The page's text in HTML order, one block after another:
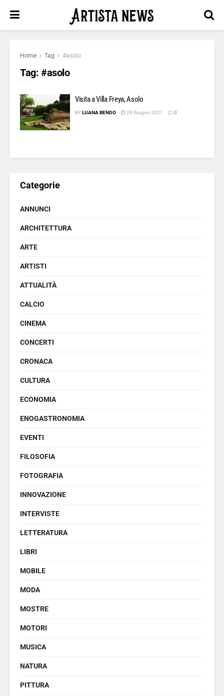
Home Tag #asolo
Tag: #asolo
Visita a Villa Freya, Asolo
BYLUANA BENDO 29 Giugno 2021 0
Categorie
ANNUNCI
ARCHITETTURA
ARTE
ARTISTI
ATTUALITÀ
CALCIO
CINEMA
CONCERTI
CRONACA
CULTURA
ECONOMIA
ENOGASTRONOMIA
EVENTI
FILOSOFIA
FOTOGRAFIA
INNOVAZIONE
INTERVISTE
LETTERATURA
LIBRI
MOBILE
MODA
MOSTRE
MOTORI
MUSICA
NATURA
PITTURA